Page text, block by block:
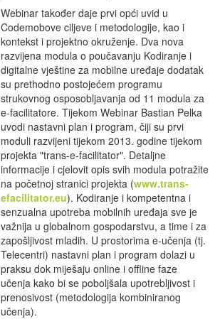
Webinar također daje prvi opći uvid u
Codemobove ciljeve i metodologije, kao i
kontekst i projektno okruženje. Dva nova
razvijena modula o poučavanju Kodiranje i
digitalne vještine za mobilne uređaje dodatak
su prethodno postojećem programu
strukovnog osposobljavanja od 11 modula za
e-facilitatore. Tijekom Webinar Bastian Pelka
uvodi nastavni plan i program, čiji su prvi
moduli razvijeni tijekom 2013. godine tijekom
projekta "trans-e-facilitator". Detaljne
informacije i cjelovit opis svih modula potražite
na početnoj stranici projekta (www.trans-
efacilitator.eu). Kodiranje i kompetentna i
senzualna upotreba mobilnih uređaja sve je
važnija u globalnom gospodarstvu, a time i za
zapošljivost mladih. U prostorima e-učenja (tj.
Telecentri) nastavni plan i program dolazi u
praksu dok miješaju online i offline faze
učenja kako bi se poboljšala upotrebljivost i
prenosivost (metodologija kombiniranog
učenja).